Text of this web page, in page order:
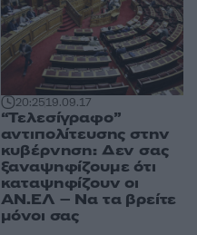
20:2519.09.17
“Τελεσίγραφο”
αντιπολίτευσης στην
κυβέρνηση: Δεν σας
ξαναψηφίζουμε ότι
καταψηφίζουν οι
ΑΝ.ΕΛ – Να τα βρείτε
μόνοι σας